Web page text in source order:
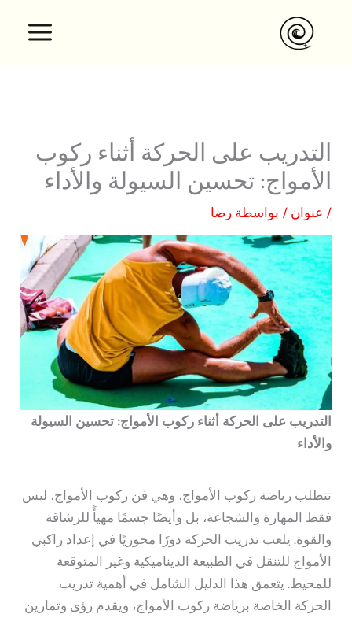
التدريب على الحركة أثناء ركوب
الأمواج: تحسين السيولة والأداء
/ عنوان / بواسطةرضا
التدريب على الحركة أثناء ركوب الأمواج: تحسين السيولة
والأداء
تتطلب رياضة ركوب الأمواج، وهي فن ركوب الأمواج، ليس
فقط المهارة والشجاعة، بل وأيضًا جسمًا مهيأً للرشاقة
والقوة. يلعب تدريب الحركة دورًا محوريًا في إعداد راكبي
الأمواج للتنقل في الطبيعة الديناميكية وغير المتوقعة
للمحيط. يتعمق هذا الدليل الشامل في أهمية تدريب
الحركة الخاصة برياضة ركوب الأمواج، ويقدم رؤى وتمارين